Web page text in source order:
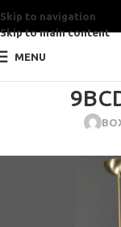
Skip to navigation
Skip to main content
MENU